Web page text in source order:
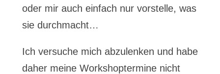
oder mir auch einfach nur vorstelle, was
sie durchmacht…
Ich versuche mich abzulenken und habe
daher meine Workshoptermine nicht